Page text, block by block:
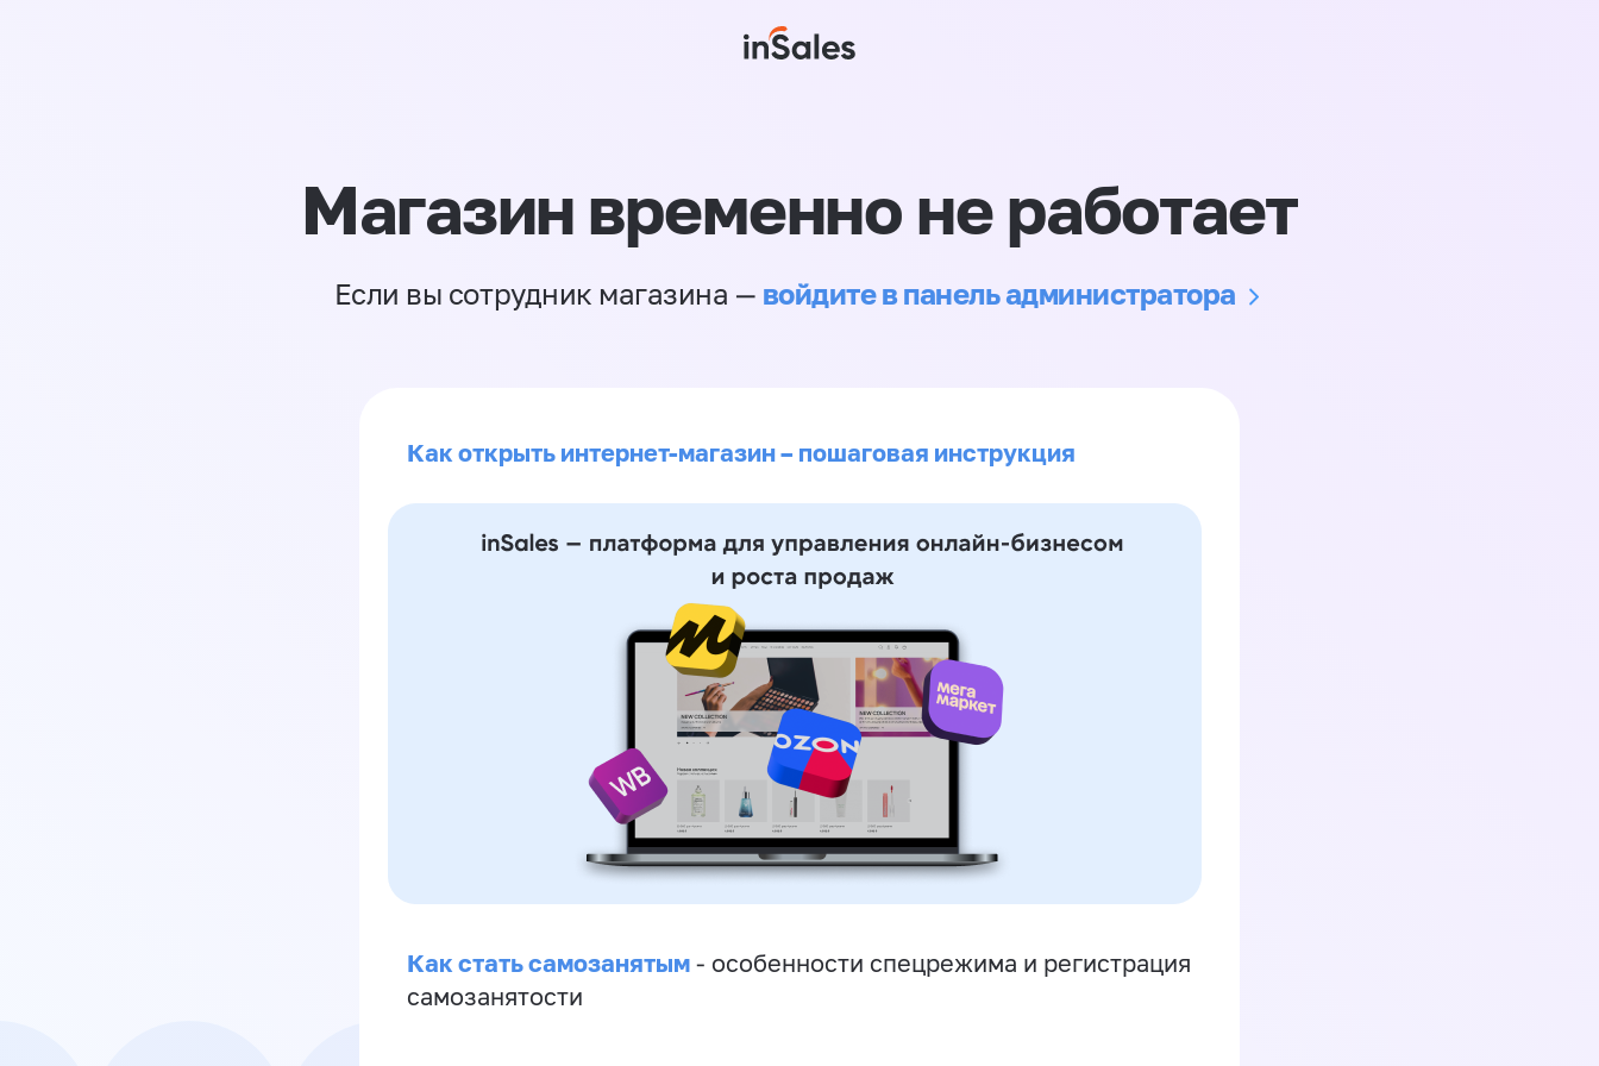
Магазин временно не работает
Если вы сотрудник магазина — войдите в панель администратора
Как открыть интернет-магазин – пошаговая инструкция
Как стать самозанятым - особенности спецрежима и регистрация
самозанятости